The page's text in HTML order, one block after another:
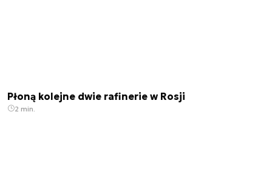
Płoną kolejne dwie rafinerie w Rosji
2 min.